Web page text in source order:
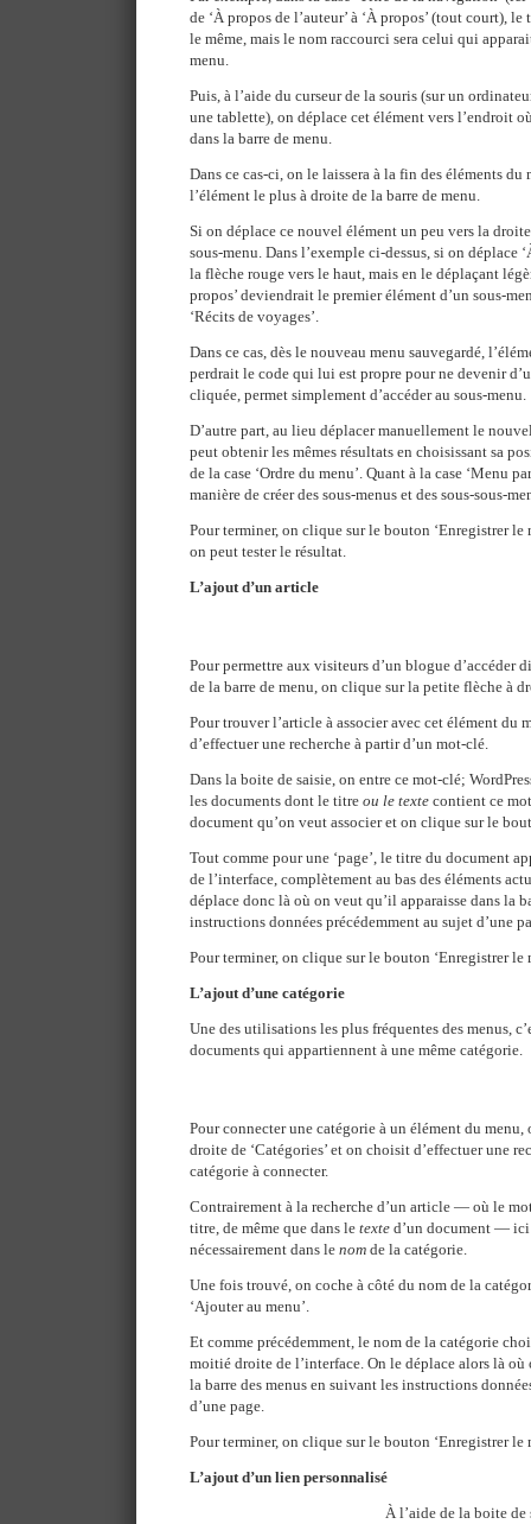
de ‘À propos de l’auteur’ à ‘À propos’ (tout court),
le même, mais le nom raccourci sera celui qui
menu.
Puis, à l’aide du curseur de la souris (sur un
une tablette), on déplace cet élément vers l’endroit
dans la barre de menu.
Dans ce cas-ci, on le laissera à la fin des éléments du
l’élément le plus à droite de la barre de menu.
Si on déplace ce nouvel élément un peu vers la
sous-menu. Dans l’exemple ci-dessus, si on déplace
la flèche rouge vers le haut, mais en le déplaçant
propos’ deviendrait le premier élément d’un sous-
‘Récits de voyages’.
Dans ce cas, dès le nouveau menu sauvegardé,
perdrait le code qui lui est propre pour ne devenir
cliquée, permet simplement d’accéder au sous-menu.
D’autre part, au lieu déplacer manuellement le
peut obtenir les mêmes résultats en choisissant sa
de la case ‘Ordre du menu’. Quant à la case ‘Menu
manière de créer des sous-menus et des sous-sous-
Pour terminer, on clique sur le bouton ‘Enregistrer le
on peut tester le résultat.
L’ajout d’un article
Pour permettre aux visiteurs d’un blogue d’accéder
de la barre de menu, on clique sur la petite flèche à
Pour trouver l’article à associer avec cet élément du
d’effectuer une recherche à partir d’un mot-clé.
Dans la boite de saisie, on entre ce mot-clé;
les documents dont le titre ou le texte contient ce
document qu’on veut associer et on clique sur le
Tout comme pour une ‘page’, le titre du document
de l’interface, complètement au bas des éléments
déplace donc là où on veut qu’il apparaisse dans la
instructions données précédemment au sujet d’une
Pour terminer, on clique sur le bouton ‘Enregistrer le
L’ajout d’une catégorie
Une des utilisations les plus fréquentes des menus,
documents qui appartiennent à une même catégorie.
Pour connecter une catégorie à un élément du
droite de ‘Catégories’ et on choisit d’effectuer une
catégorie à connecter.
Contrairement à la recherche d’un article — où le
titre, de même que dans le texte d’un document —
nécessairement dans le nom de la catégorie.
Une fois trouvé, on coche à côté du nom de la
‘Ajouter au menu’.
Et comme précédemment, le nom de la catégorie
moitié droite de l’interface. On le déplace alors là où
la barre des menus en suivant les instructions
d’une page.
Pour terminer, on clique sur le bouton ‘Enregistrer le
L’ajout d’un lien personnalisé
À l’aide de la boite de